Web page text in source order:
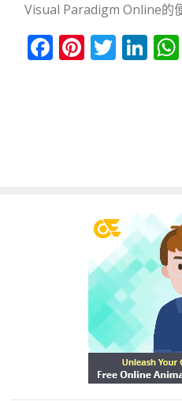
Visual Paradigm Online的
Facebook